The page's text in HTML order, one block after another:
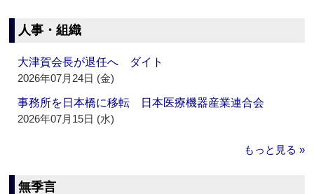
人事・組織
大津賀会長が退任へ ダイト
2026年07月24日 (金)
事務所を日本橋に移転 日本医療機器産業連合会
2026年07月15日 (水)
もっと見る »
無季言